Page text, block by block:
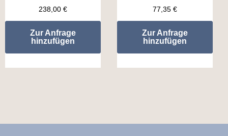
238,00 €
Zur Anfrage
hinzufügen
77,35 €
Zur Anfrage
hinzufügen